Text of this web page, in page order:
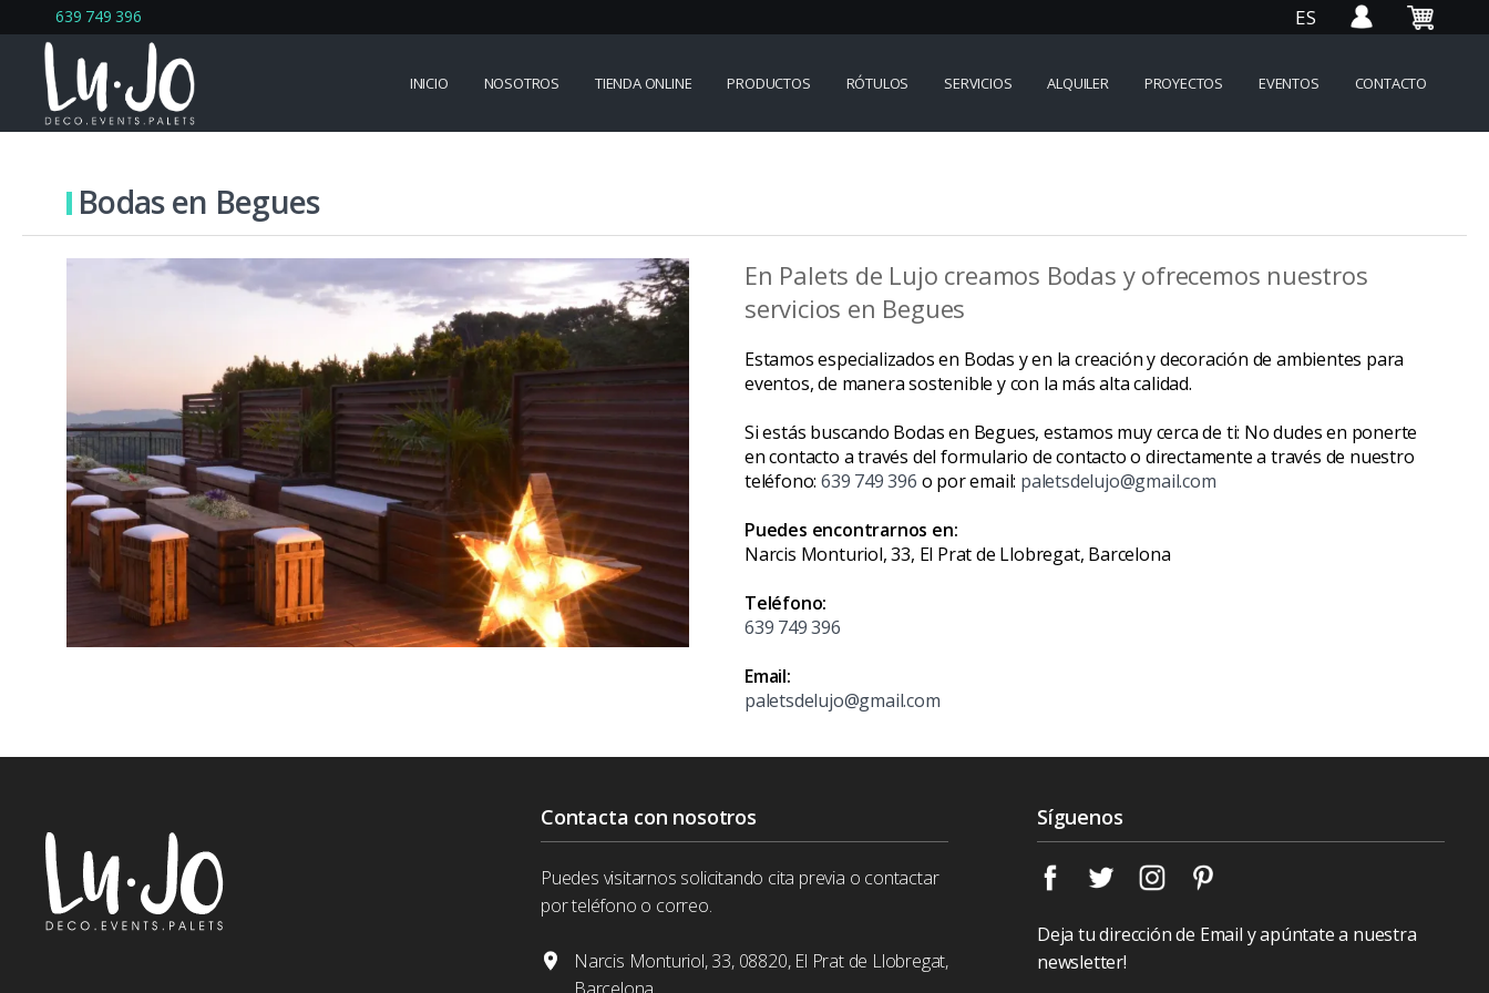
ES
639 749 396
INICIO NOSOTROS TIENDA ONLINE PRODUCTOS RÓTULOS SERVICIOS ALQUILER PROYECTOS EVENTOS CONTACTO
Bodas en Begues
En Palets de Lujo creamos Bodas y ofrecemos nuestros
servicios en Begues
Estamos especializados en Bodas y en la creación y decoración de ambientes para
eventos, de manera sostenible y con la más alta calidad.
Si estás buscando Bodas en Begues, estamos muy cerca de ti: No dudes en ponerte
en contacto a través del formulario de contacto o directamente a través de nuestro
teléfono: 639 749 396 o por email: paletsdelujo@gmail.com
Puedes encontrarnos en:
Narcis Monturiol, 33, El Prat de Llobregat, Barcelona
Teléfono:
639 749 396
Email:
paletsdelujo@gmail.com
Contacta con nosotros
Puedes visitarnos solicitando cita previa o contactar
por teléfono o correo.
Narcis Monturiol, 33, 08820, El Prat de Llobregat,
Síguenos
Deja tu dirección de Email y apúntate a nuestra
newsletter!